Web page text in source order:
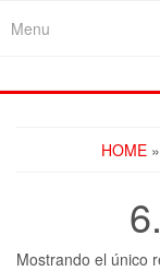
Menu
HOME
Mostrando el único